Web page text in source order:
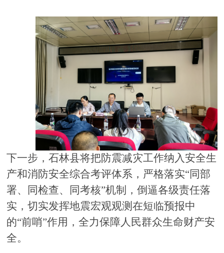
下一步，石林县将把防震减灾工作纳入安全生
产和消防安全综合考评体系，严格落实“同部
署、同检查、同考核”机制，倒逼各级责任落
实，切实发挥地震宏观观测在短临预报中
的“前哨”作用，全力保障人民群众生命财产安
全。